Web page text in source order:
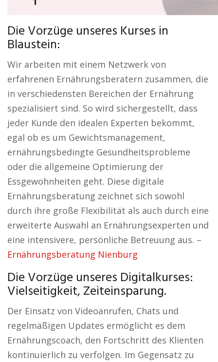
Die Vorzüge unseres Kurses in
Blaustein:
Wir arbeiten mit einem Netzwerk von
erfahrenen Ernährungsberatern zusammen, die
in verschiedensten Bereichen der Ernährung
spezialisiert sind. So wird sichergestellt, dass
jeder Kunde den idealen Experten bekommt,
egal ob es um Gewichtsmanagement,
ernährungsbedingte Gesundheitsprobleme
oder die allgemeine Optimierung der
Essgewohnheiten geht. Diese digitale
Ernährungsberatung zeichnet sich sowohl
durch ihre große Flexibilität als auch durch eine
erweiterte Auswahl an Ernährungsexperten und
eine intensivere, persönliche Betreuung aus. –
Ernährungsberatung Nienburg
Die Vorzüge unseres Digitalkurses:
Vielseitigkeit, Zeiteinsparung.
Der Einsatz von Videoanrufen, Chats und
regelmäßigen Updates ermöglicht es dem
Ernährungscoach, den Fortschritt des Klienten
kontinuierlich zu verfolgen. Im Gegensatz zu